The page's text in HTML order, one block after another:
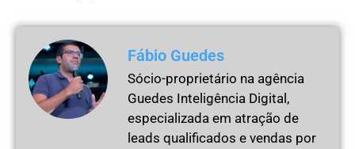
Fábio Guedes
Sócio-proprietário na agência
Guedes Inteligência Digital,
especializada em atração de
leads qualificados e vendas por